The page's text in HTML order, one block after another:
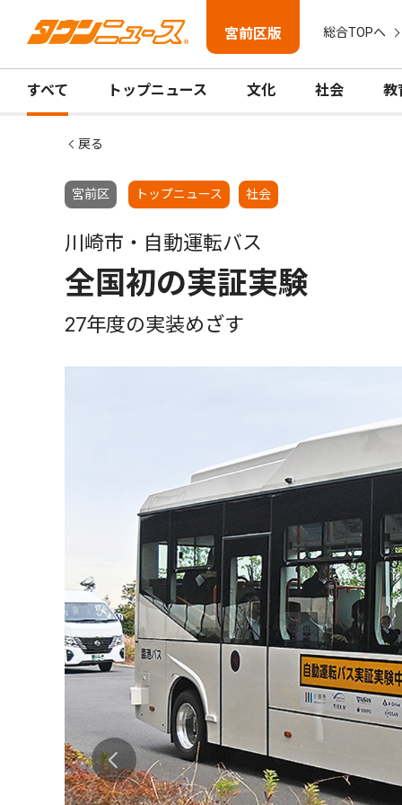
宮前区版 総合TOPへ
すべて トップニュース 文化 社会 教
戻る
宮前区 トップニュース 社会
川崎市・自動運転バス
全国初の実証実験
27年度の実装めざす